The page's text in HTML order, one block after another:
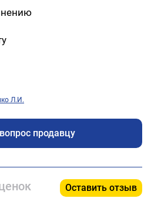
Л.И.
продавцу
Оставить отзыв